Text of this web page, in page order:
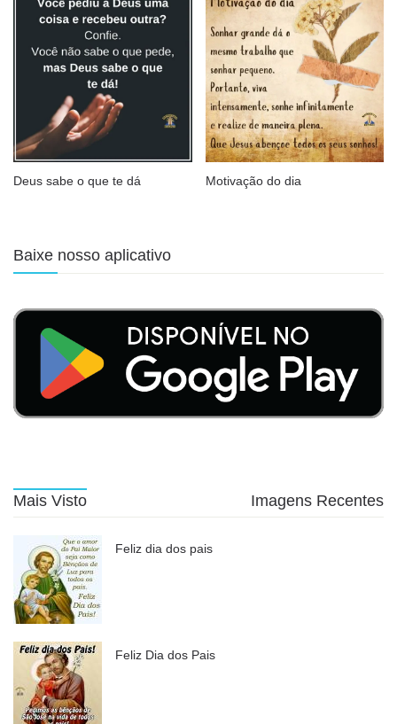
Deus sabe o que te dá Motivação do dia
Baixe nosso aplicativo
Mais Visto Imagens Recentes
Feliz dia dos pais
Feliz Dia dos Pais